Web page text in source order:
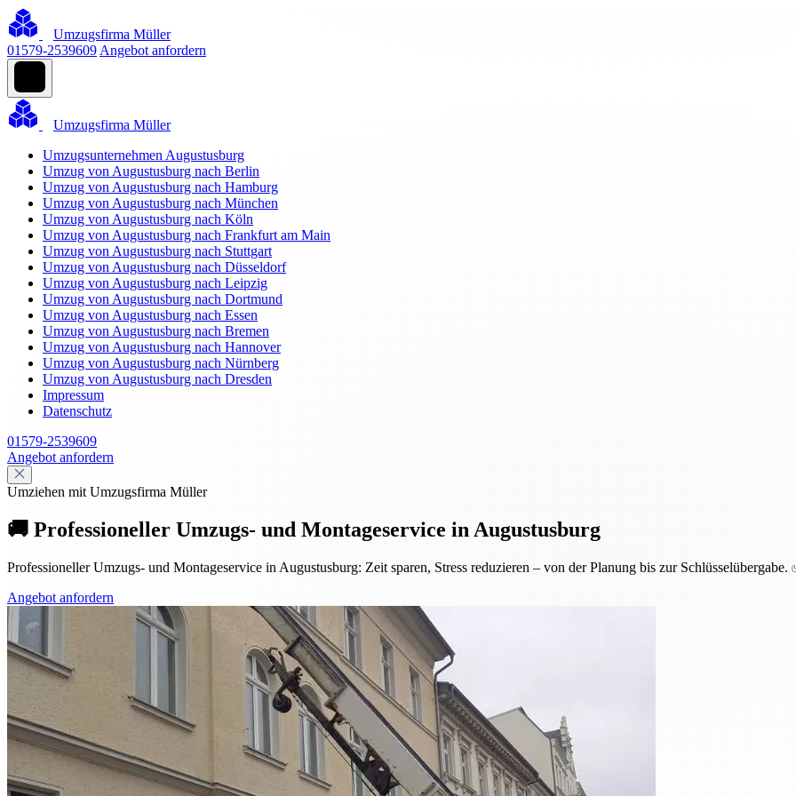
Umzugsfirma Müller
01579-2539609 Angebot anfordern
Umzugsfirma Müller
Umzugsunternehmen Augustusburg
Umzug von Augustusburg nach Berlin
Umzug von Augustusburg nach Hamburg
Umzug von Augustusburg nach München
Umzug von Augustusburg nach Köln
Umzug von Augustusburg nach Frankfurt am Main
Umzug von Augustusburg nach Stuttgart
Umzug von Augustusburg nach Düsseldorf
Umzug von Augustusburg nach Leipzig
Umzug von Augustusburg nach Dortmund
Umzug von Augustusburg nach Essen
Umzug von Augustusburg nach Bremen
Umzug von Augustusburg nach Hannover
Umzug von Augustusburg nach Nürnberg
Umzug von Augustusburg nach Dresden
Impressum
Datenschutz
01579-2539609
Angebot anfordern
Umziehen mit Umzugsfirma Müller
🚚 Professioneller Umzugs- und Montageservice in Augustusburg
Professioneller Umzugs- und Montageservice in Augustusburg: Zeit sparen, Stress reduzieren – von der Planung bis zur Schlüsselübergabe.
Angebot anfordern